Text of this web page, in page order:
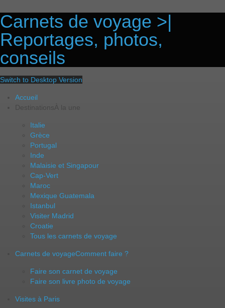
Carnets de voyage >|
Reportages, photos,
conseils
Switch to Desktop Version
Accueil
Destinations
À la une
Italie
Grèce
Portugal
Inde
Malaisie et Singapour
Cap-Vert
Maroc
Mexique Guatemala
Istanbul
Visiter Madrid
Croatie
Tous les carnets de voyage
Carnets de voyageComment faire ?
Faire son carnet de voyage
Faire son livre photo de voyage
Visites à Paris